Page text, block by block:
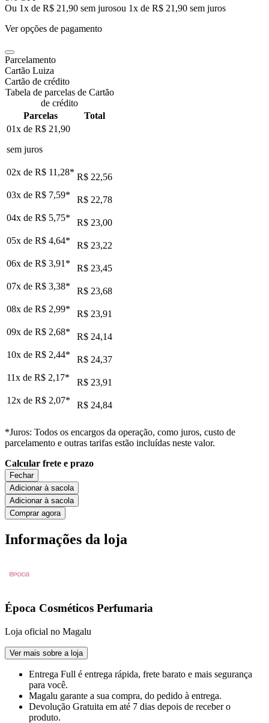
Ou 1x de R$ 21,90 sem jurosou 1x de R$ 21,90 sem juros
Ver opções de pagamento
Parcelamento
Cartão Luiza
Cartão de crédito
Tabela de parcelas de Cartão
de crédito
Parcelas
Total
01x de R$ 21,90
sem juros
02x de R$ 11,28* R$ 22,56
03x de R$ 7,59*
R$ 22,78
04x de R$ 5,75*
R$ 23,00
05x de R$ 4,64*
R$ 23,22
06x de R$ 3,91 *
R$ 23,45
07x de R$ 3,38*
R$ 23,68
08x de R$ 2,99*
R$ 23,91
09x de R$ 2,68*
R$ 24,14
10x de R$ 2,44*
R$ 24,37
11x de R$ 2,17*
R$ 23,91
12x de R$ 2,07* R$ 24,84
*Juros: Todos os encargos da operação, como juros, custo de
parcelamento e outras tarifas estão incluídas neste valor.
Calcular frete e prazo
Fechar
Adicionar à sacola
Adicionar à sacola
Comprar agora
Informações da loja
Época Cosméticos Perfumaria
Loja oficial no Magalu
Ver mais sobre a loja
Entrega Full é entrega rápida, frete barato e mais segurança
para você.
Magalu garante a sua compra, do pedido à entrega.
Devolução Gratuita em até 7 dias depois de receber o
produto.